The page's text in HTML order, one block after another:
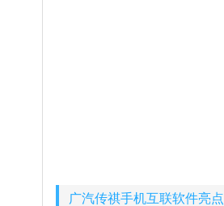
广汽传祺手机互联软件亮点